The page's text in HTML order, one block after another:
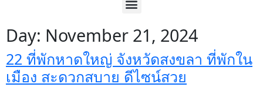
Day: November 21, 2024
22 ที่พักหาดใหญ่ จังหวัดสงขลา ที่พักใน
เมือง สะดวกสบาย ดีไซน์สวย